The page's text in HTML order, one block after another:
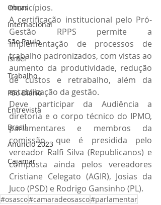
Obras
Internacional
São Paulo
Israel
Trabalho
Pão Diário
Entrevista
Brasil
Anuncio 2023
Cajamar
municípios.
A certificação institucional pelo Pró-
Gestão RPPS permite a
implementação de processos de
trabalho padronizados, com vistas ao
aumento da produtividade, redução
de custos e retrabalho, além da
estabilização da gestão.
Deve participar da Audiência a
diretoria e o corpo técnico do IPMO,
parlamentares e membros da
comissão, que é presidida pelo
vereador Ralfi Silva (Republicanos) e
composta ainda pelos vereadores
Cristiane Celegato (AGIR), Josias da
Juco (PSD) e Rodrigo Gansinho (PL).
#osasco#camaradeosasco#parlamentar